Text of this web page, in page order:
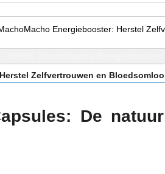
Energiebooster: Herstel
Zelfvertrouwen en
De